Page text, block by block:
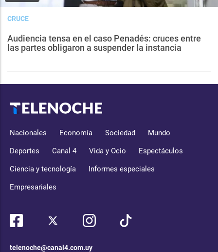
CRUCE
Audiencia tensa en el caso Penadés: cruces entre
las partes obligaron a suspender la instancia
Nacionales Economía Sociedad Mundo
Deportes Canal 4 Vida y Ocio Espectáculos
Ciencia y tecnología Informes especiales
Empresariales
telenoche@canal4.com.uy